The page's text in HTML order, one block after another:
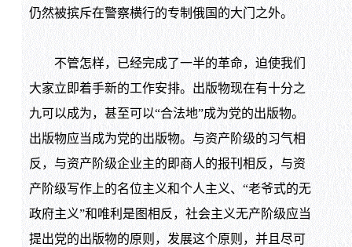
仍然被摈斥在警察横行的专制俄国的大门之外。
不管怎样，已经完成了一半的革命，迫使我们
大家立即着手新的工作安排。出版物现在有十分之
九可以成为，甚至可以“合法地”成为党的出版物。
出版物应当成为党的出版物。与资产阶级的习气相
反，与资产阶级企业主的即商人的报刊相反，与资
产阶级写作上的名位主义和个人主义、“老爷式的无
政府主义”和唯利是图相反，社会主义无产阶级应当
提出党的出版物的原则，发展这个原则，并且尽可